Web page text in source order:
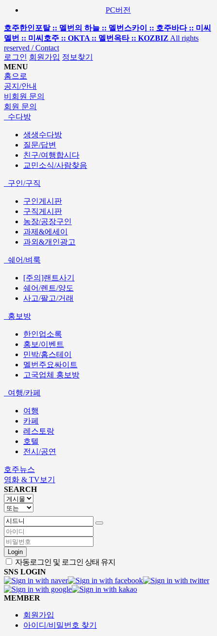
PC버전
호주한인포탈 :: 멜번의 하늘 :: 멜번스카이 :: 호주바다 :: 미씨
멜번 :: 미씨호주 :: OKTA :: 멜번옥타 :: KOZBIZ All rights
reserved / Contact
로그인 회원가입 정보찾기
MENU
홈으로
공지/안내
비회원 문의
회원 문의
수다방
생생수다방
질문/답변
친구/여행합시다
교민소식/사람찾음
구인/구직
구인게시판
구직게시판
농장/공장구인
과제&에세이
과외&개인광고
쉐어/벼룩
[주의]랜트사기
쉐어/렌트/양도
사고/팔고/거래
홍보방
한인업소록
홍보/이벤트
민박/홈스테이
멜번주요싸이트
고국업체 홍보방
여행/카페
여행
카페
레스토랑
호텔
전시/공연
호주뉴스
영화 & TV보기
SEARCH
Login
자동로그인 및 로그인 상태 유지
SNS LOGIN
MEMBER
회원가입
아이디/비밀번호 찾기